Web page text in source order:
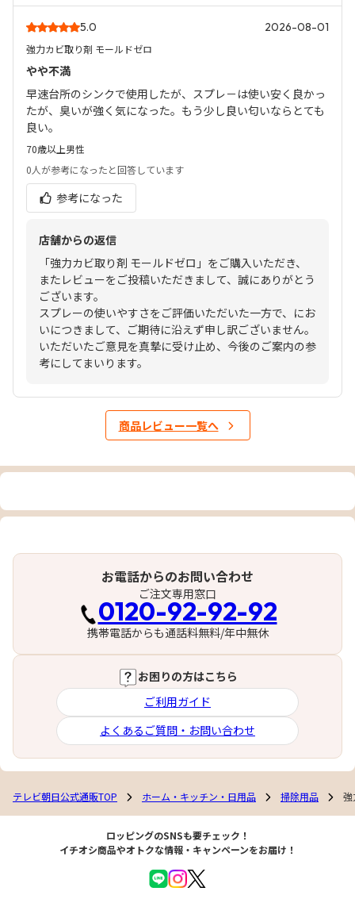
5.0 2026-08-01
強力カビ取り剤 モールドゼロ
やや不満
早速台所のシンクで使用したが、スプレ－は使い安く良かっ
たが、臭いが強く気になった。もう少し良い匂いならとても
良い。
70歳以上男性
0人が参考になったと回答しています
参考になった
店舗からの返信
「強力カビ取り剤 モールドゼロ」をご購入いただき、
またレビューをご投稿いただきまして、誠にありがとう
ございます。
スプレーの使いやすさをご評価いただいた一方で、にお
いにつきまして、ご期待に沿えず申し訳ございません。
いただいたご意見を真摯に受け止め、今後のご案内の参
考にしてまいります。
商品レビュー一覧へ
お電話からのお問い合わせ
ご注文専用窓口
0120-92-92-92
携帯電話からも通話料無料/年中無休
お困りの方はこちら
ご利用ガイド
よくあるご質問・お問い合わせ
テレビ朝日公式通販TOP ホーム・キッチン・日用品 掃除用品 強
ロッピングのSNSも要チェック！
イチオシ商品やオトクな情報・キャンペーンをお届け！